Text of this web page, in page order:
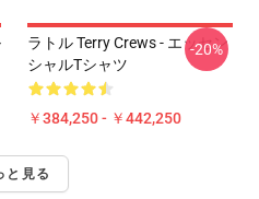
ラトル Terry Crews - エッセン
シャルTシャツ
￥384,250 - ￥442,250
-20%
と見る